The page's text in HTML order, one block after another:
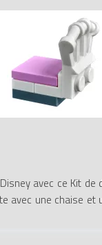
avec ce Kit de
avec une chaise et
à construire,